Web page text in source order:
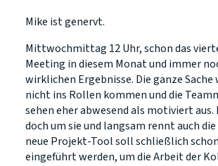
Mike ist genervt.
Mittwochmittag 12 Uhr, schon das
Meeting in diesem Monat und immer
wirklichen Ergebnisse. Die ganze
nicht ins Rollen kommen und die
sehen eher abwesend als motiviert aus.
doch um sie und langsam rennt auch die
neue Projekt-Tool soll schließlich
eingeführt werden, um die Arbeit der